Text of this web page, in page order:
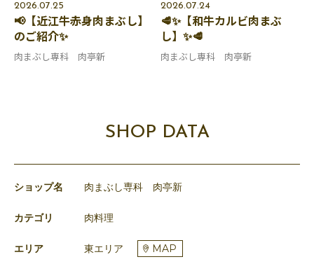
2026.07.25
📢【近江牛赤身肉まぶし】
のご紹介✨
肉まぶし専科 肉亭新
2026.07.24
🥩✨【和牛カルビ肉まぶ
し】✨🥩
肉まぶし専科 肉亭新
SHOP DATA
ショップ名 肉まぶし専科 肉亭新
カテゴリ 肉料理
エリア 東エリア MAP